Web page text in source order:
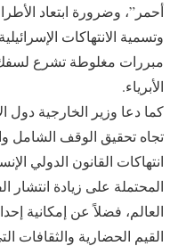
أحمر”، وضرورة ابتعاد
وتسمية الانتهاكات
مبررات مغلوطة تشرع
الأبرياء.
كما دعا وزير الخارجية دول
تجاه تحقيق الوقف الشامل
انتهاكات القانون الدولي
المحتملة على زيادة
العالم، فضلاً عن إمكانية
القيم الحضارية والثقافات